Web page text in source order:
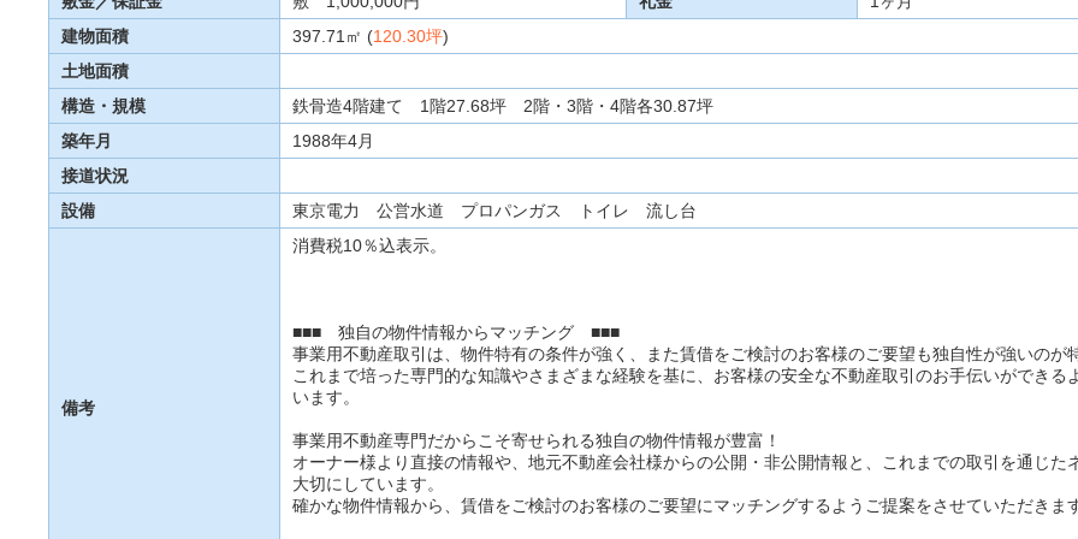
建物面積
397.71㎡ (120.30坪)
土地面積
構造・規模
鉄骨造4階建て 1階27.68坪 2階・3階・4階各30.87坪
築年月
1988年4月
接道状況
設備
東京電力 公営水道 プロパンガス トイレ 流し台
備考
消費税10％込表示。
■■■ 独自の物件情報からマッチング ■■■
事業用不動産取引は、物件特有の条件が強く、また賃借をご検討のお客様のご要望も独自性が強いのが
これまで培った専門的な知識やさまざまな経験を基に、お客様の安全な不動産取引のお手伝いができる
います。
事業用不動産専門だからこそ寄せられる独自の物件情報が豊富！
オーナー様より直接の情報や、地元不動産会社様からの公開・非公開情報と、これまでの取引を通じた
大切にしています。
確かな物件情報から、賃借をご検討のお客様のご要望にマッチングするようご提案をさせていただきま